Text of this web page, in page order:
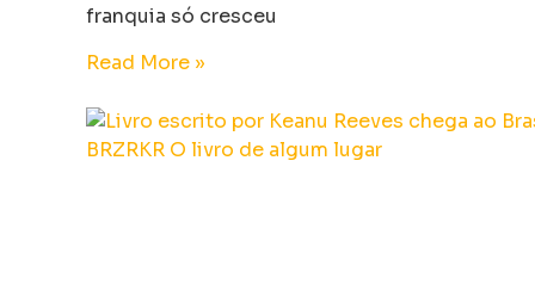
franquia só cresceu
Read More »